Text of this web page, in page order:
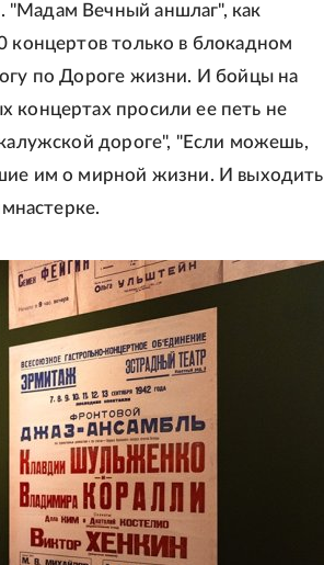
Вечный аншлаг", как
концертов только в блокадном
по Дороге жизни. И бойцы на
концертах просили ее петь не
дороге", "Если можешь,
им о мирной жизни. И выходить